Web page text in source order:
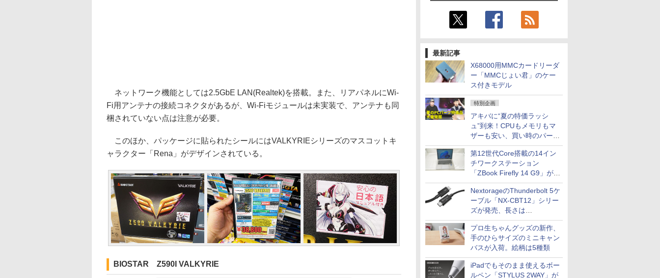
最新記事
X68000用MMCカードリーダ
ー「MMCじょい君」のケー
ス付きモデル
特別企画
アキバに“夏の特価ラッシ
ュ”到来！CPUもメモリもマ
ザーも安い、買い時のパーツ
は？【8月7日(金)22時配信】
第12世代Core搭載の14イン
チワークステーション
「ZBook Firefly 14 G9」が
79,800円！秋葉原で中古PC
セール
NextorageのThunderbolt 5ケ
ーブル「NX-CBT12」シリー
ズが発売、長さは
30cm/50cm/1mの3種類
プロ生ちゃんグッズの新作、
手のひらサイズのミニキャン
バスが入荷。絵柄は5種類
iPadでもそのまま使えるボー
ルペン「STYLUS 2WAY」が
ネットワーク機能としては2.5GbE LAN(Realtek)を搭載。また、リアパネルにWi-
Fi用アンテナの接続コネクタがあるが、Wi-Fiモジュールは未実装で、アンテナも同
梱されていない点は注意が必要。
このほか、パッケージに貼られたシールにはVALKYRIEシリーズのマスコットキ
ャラクター「Rena」がデザインされている。
BIOSTAR Z590I VALKYRIE